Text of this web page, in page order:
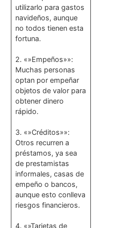
utilizarlo para gastos
navideños, aunque
no todos tienen esta
fortuna.
2. «»Empeños»»:
Muchas personas
optan por empeñar
objetos de valor para
obtener dinero
rápido.
3. «»Créditos»»:
Otros recurren a
préstamos, ya sea
de prestamistas
informales, casas de
empeño o bancos,
aunque esto conlleva
riesgos financieros.
4. «»Tarjetas de